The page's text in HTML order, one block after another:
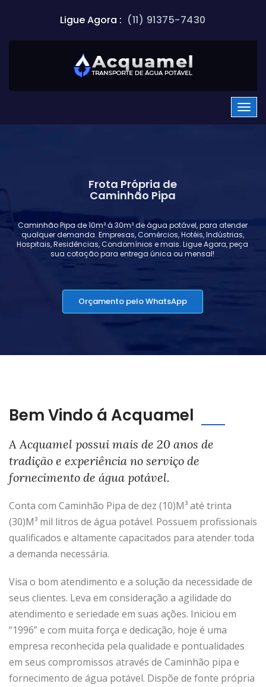
Ligue Agora : (11) 91375-7430
Frota Própria de
Caminhão Pipa
Caminhão Pipa de 10m³ á 30m³ de água potável, para atender
qualquer demanda. Empresas, Comércios, Hotéis, Indústrias,
Hospitais, Residências, Condomínios e mais. Ligue Agora, peça
sua cotação para entrega única ou mensal!
Orçamento pelo WhatsApp
Bem Vindo á Acquamel
A Acquamel possui mais de 20 anos de
tradição e experiência no serviço de
fornecimento de água potável.
Conta com Caminhão Pipa de dez (10)M³ até trinta
(30)M³ mil litros de água potável. Possuem profissionais
qualificados e altamente capacitados para atender toda
a demanda necessária.
Visa o bom atendimento e a solução da necessidade de
seus clientes. Leva em consideração a agilidade do
atendimento e seriedade em suas ações. Iniciou em
“1996” e com muita força e dedicação, hoje é uma
empresa reconhecida pela qualidade e pontualidades
em seus compromissos através de Caminhão pipa e
fornecimento de água potável. Dispõe de fonte própria